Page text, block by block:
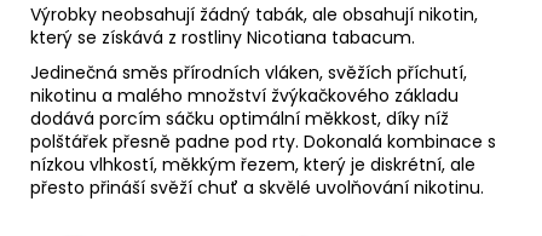
Výrobky neobsahují žádný tabák, ale obsahují nikotin,
který se získává z rostliny Nicotiana tabacum.
Jedinečná směs přírodních vláken, svěžích příchutí,
nikotinu a malého množství žvýkačkového základu
dodává porcím sáčku optimální měkkost, díky níž
polštářek přesně padne pod rty. Dokonalá kombinace s
nízkou vlhkostí, měkkým řezem, který je diskrétní, ale
přesto přináší svěží chuť a skvělé uvolňování nikotinu.